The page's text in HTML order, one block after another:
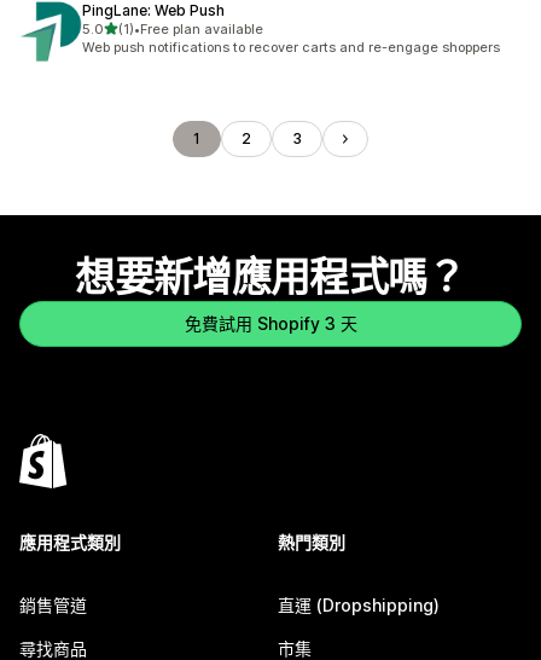
PingLane: Web Push
5.0滿分 5 顆星
(1)
共有 1 則評價
•Free plan available
Web push notifications to recover carts and re-engage shoppers
1 2 3
想要新增應用程式嗎？
免費試用 Shopify 3 天
應用程式類別
銷售管道
尋找商品
熱門類別
直運 (Dropshipping)
市集